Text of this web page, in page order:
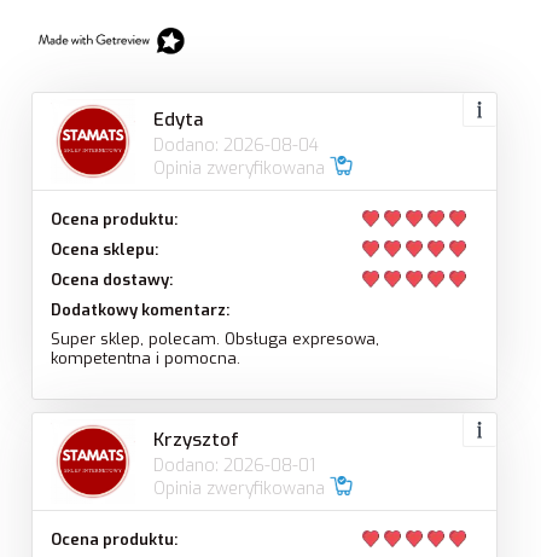
Edyta
Dodano: 2026-08-04
Opinia zweryfikowana
Ocena produktu:
Ocena sklepu:
Ocena dostawy:
Dodatkowy komentarz:
Super sklep, polecam. Obsługa expresowa,
kompetentna i pomocna.
Krzysztof
Dodano: 2026-08-01
Opinia zweryfikowana
Ocena produktu: